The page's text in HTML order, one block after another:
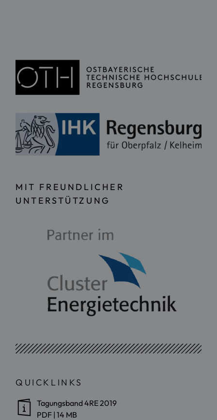
MIT FREUNDLICHER
UNTERSTÜTZUNG
QUICKLINKS
Tagungsband 4RE 2019
PDF | 14 MB